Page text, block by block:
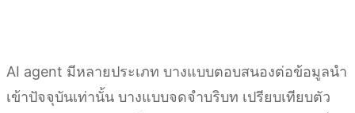
AI agent มีหลายประเภท บางแบบตอบสนองต่อข้อมูลนำ
เข้าปัจจุบันเท่านั้น บางแบบจดจำบริบท เปรียบเทียบตัว